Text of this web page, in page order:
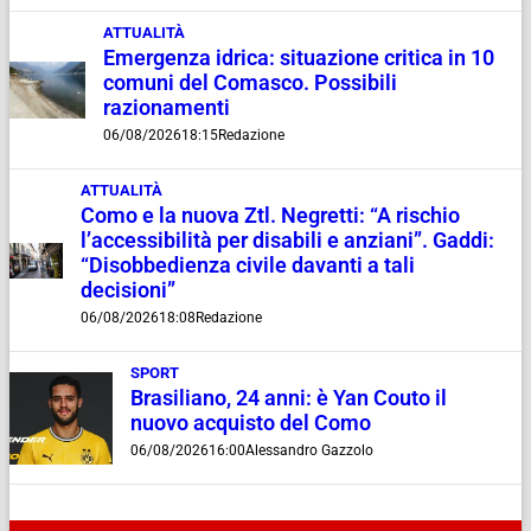
ATTUALITÀ
Emergenza idrica: situazione critica in 10
comuni del Comasco. Possibili
razionamenti
06/08/202618:15Redazione
ATTUALITÀ
Como e la nuova Ztl. Negretti: “A rischio
l’accessibilità per disabili e anziani”. Gaddi:
“Disobbedienza civile davanti a tali
decisioni”
06/08/202618:08 Redazione
SPORT
Brasiliano, 24 anni: è Yan Couto il
nuovo acquisto del Como
06/08/202616:00Alessandro Gazzolo